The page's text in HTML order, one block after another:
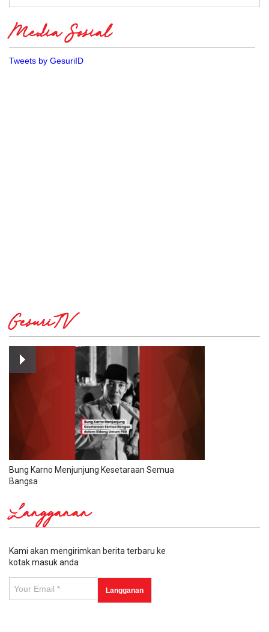
Media Sosial
Tweets by GesuriID
GesuriTV
Bung Karno Menjunjung Kesetaraan Semua
Bangsa
Langganan
Kami akan mengirimkan berita terbaru ke
kotak masuk anda